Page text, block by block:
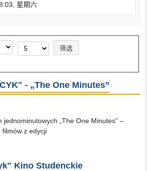
星期六
筛选
- „The One Minutes”
jednominutowych „The One Minutes” –
filmów z edycji
Kino Studenckie